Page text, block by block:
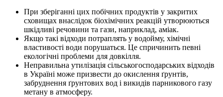
При зберіганні цих побічних продуктів у закритих
сховищах внаслідок біохімічних реакцій утворюються
шкідливі речовини та гази, наприклад, аміак.
Якщо такі відходи потраплять у водойму, хімічні
властивості води порушаться. Це спричинить певні
екологічні проблеми для довкілля.
Неправильна утилізація сільськогосподарських відходів
в Україні може призвести до окислення ґрунтів,
забруднення ґрунтових вод і викидів парникового газу
метану в атмосферу.